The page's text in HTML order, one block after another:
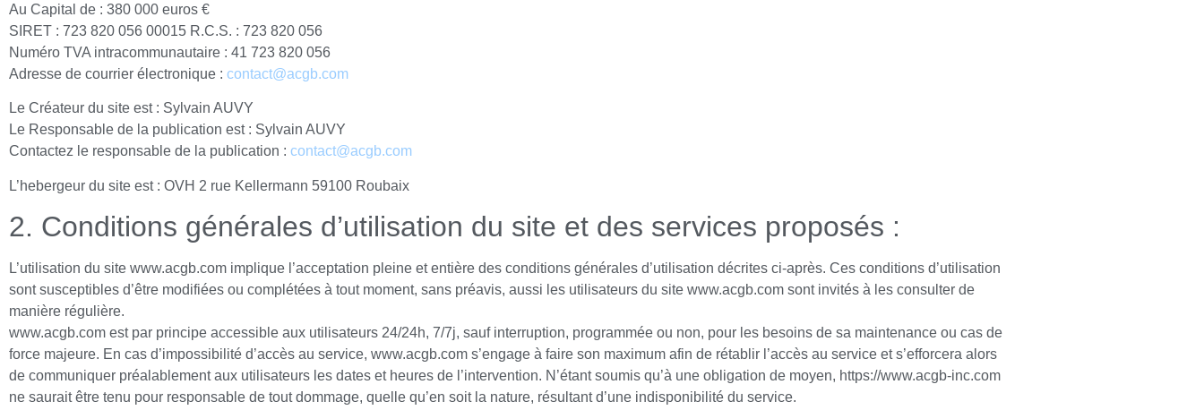
Au Capital de : 380 000 euros €
SIRET : 723 820 056 00015 R.C.S. : 723 820 056
Numéro TVA intracommunautaire : 41 723 820 056
Adresse de courrier électronique : contact@acgb.com
Le Créateur du site est : Sylvain AUVY
Le Responsable de la publication est : Sylvain AUVY
Contactez le responsable de la publication : contact@acgb.com
L’hebergeur du site est : OVH 2 rue Kellermann 59100 Roubaix
2. Conditions générales d’utilisation du site et des services proposés :
L’utilisation du site www.acgb.com implique l’acceptation pleine et entière des conditions générales d’utilisation décrites ci-après. Ces conditions d’utilisation
sont susceptibles d’être modifiées ou complétées à tout moment, sans préavis, aussi les utilisateurs du site www.acgb.com sont invités à les consulter de
manière régulière.
www.acgb.com est par principe accessible aux utilisateurs 24/24h, 7/7j, sauf interruption, programmée ou non, pour les besoins de sa maintenance ou cas de
force majeure. En cas d’impossibilité d’accès au service, www.acgb.com s’engage à faire son maximum afin de rétablir l’accès au service et s’efforcera alors
de communiquer préalablement aux utilisateurs les dates et heures de l’intervention. N’étant soumis qu’à une obligation de moyen, https://www.acgb-inc.com
ne saurait être tenu pour responsable de tout dommage, quelle qu’en soit la nature, résultant d’une indisponibilité du service.